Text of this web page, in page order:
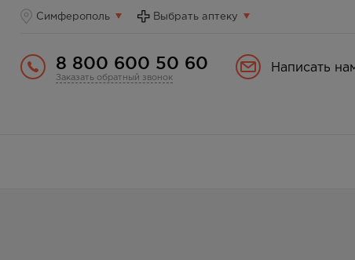
Симферополь Выбрать аптеку
8 800 600 50 60
Заказать обратный звонок
Написать